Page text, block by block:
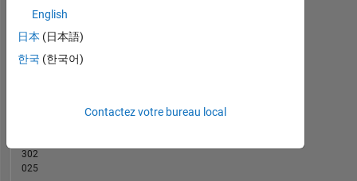
302
025
English
日本 (日本語)
한국 (한국어)
Contactez votre bureau local